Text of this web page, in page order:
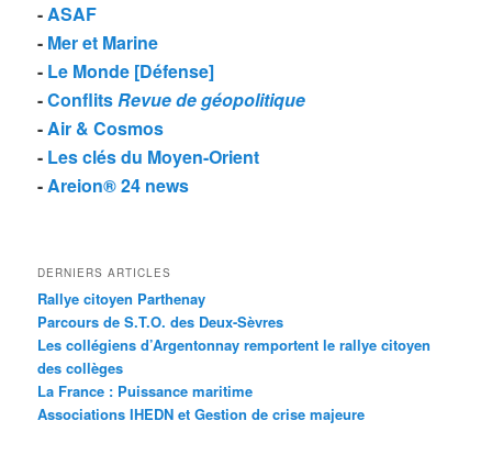
-ASAF
- Mer et Marine
- Le Monde [Défense]
-ConflitsRevue de géopolitique
-Air & Cosmos
- Les clés du Moyen-Orient
-Areion® 24 news
DERNIERS ARTICLES
Rallye citoyen Parthenay
Parcours de S.T.O. des Deux-Sèvres
Les collégiens d’Argentonnay remportent le rallye citoyen
des collèges
La France : Puissance maritime
Associations IHEDN et Gestion de crise majeure